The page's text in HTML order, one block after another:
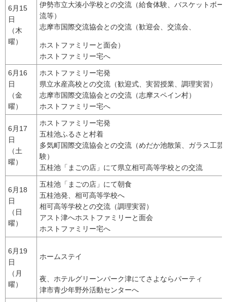
6月15
日
（木
曜）
伊勢市立大湊小学校との交流（給食体験、バスケットボー
流等）
志摩市国際交流協会との交流（歓迎会、交流会、
ホストファミリーと面会）
ホストファミリー宅へ
6月16
日
（金
曜）
ホストファミリー宅発
県立水産高校との交流（歓迎式、実習授業、調理実習）
志摩市国際交流協会との交流（志摩スペイン村）
ホストファミリー宅へ
6月17
日
（土
曜）
ホストファミリー宅発
五桂池ふるさと村着
多気町国際交流協会との交流（めだか池散策、ガラス工芸
験）
五桂池「まごの店」にて県立相可高等学校との交流
6月18
日
（日
曜）
五桂池「まごの店」にて朝食
五桂池発、相可高等学校へ
相可高等学校との交流（調理実習）
アスト津へホストファミリーと面会
ホストファミリー宅へ
6月19
日
（月
曜）
ホームステイ
夜、ホテルグリーンパーク津にてさよならパーティ
津市青少年野外活動センターへ